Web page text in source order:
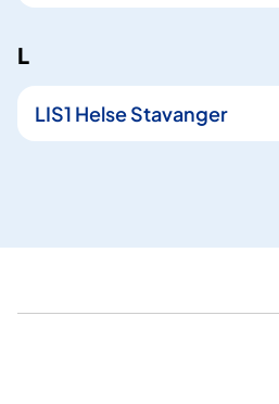
L
LIS1 Helse Stavanger